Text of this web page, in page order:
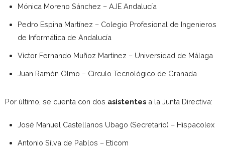
Mónica Moreno Sánchez – AJE Andalucía
Pedro Espina Martínez – Colegio Profesional de Ingenieros
de Informática de Andalucía
Víctor Fernando Muñoz Martínez – Universidad de Málaga
Juan Ramón Olmo – Círculo Tecnológico de Granada
Por último, se cuenta con dos asistentes a la Junta Directiva:
José Manuel Castellanos Ubago (Secretario) – Hispacolex
Antonio Silva de Pablos – Eticom